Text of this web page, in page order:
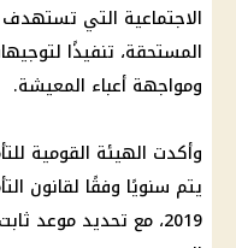
الاجتماعية التي
المستحقة، تنفيذًا
ومواجهة أعباء المعيشة.
وأكدت الهيئة القومية
2019، مع تحديد موعد